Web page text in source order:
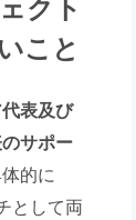
こと
表及び
サポー
的に
として両